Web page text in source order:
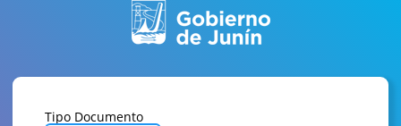
Tipo Documento